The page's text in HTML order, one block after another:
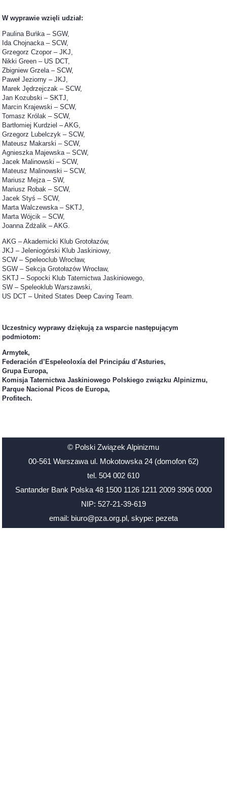
W wyprawie wzięli udział:
Paulina Buńka – SGW,
Ida Chojnacka – SCW,
Grzegorz Czopor – JKJ,
Nikki Green – US DCT,
Zbigniew Grzela – SCW,
Paweł Jeziorny – JKJ,
Marek Jędrzejczak – SCW,
Jan Kozubski – SKTJ,
Marcin Krajewski – SCW,
Tomasz Królak – SCW,
Bartłomiej Kurdziel – AKG,
Grzegorz Lubelczyk – SCW,
Mateusz Makarski – SCW,
Agnieszka Majewska – SCW,
Jacek Malinowski – SCW,
Mateusz Malinowski – SCW,
Mariusz Mejza – SW,
Mariusz Robak – SCW,
Jacek Styś – SCW,
Marta Walczewska – SKTJ,
Marta Wójcik – SCW,
Joanna Zdżalik – AKG.
AKG – Akademicki Klub Grotołazów,
JKJ – Jeleniogórski Klub Jaskiniowy,
SCW – Speleoclub Wrocław,
SGW – Sekcja Grotołazów Wrocław,
SKTJ – Sopocki Klub Taternictwa Jaskiniowego
SW – Speleoklub Warszawski,
US DCT – United States Deep Caving Team.
Uczestnicy wyprawy dziękują za wsparcie następującym
podmiotom:
Armytek,
Federación d’Espeleoloxía del Principáu d’Asturies,
Grupa Europa,
Komisja Taternictwa Jaskiniowego Polskiego związku Alpinizmu,
Parque Nacional Picos de Europa,
Profitech.
© Polski Związek Alpinizmu
00-561 Warszawa ul. Mokotowska 24 (domofon 62)
tel. 504 002 610
Santander Bank Polska 48 1500 1126 1211 2009 3906 0000
NIP: 527-21-39-619
email: biuro@pza.org.pl, skype: pezeta